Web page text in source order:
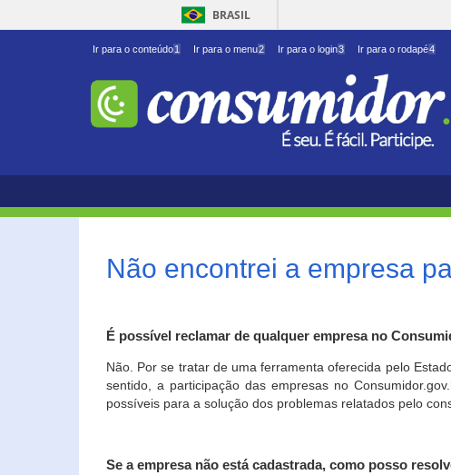
BRASIL
Ir para o conteúdo1 Ir para o menu2 Ir para o login3 Ir para o rodapé4
Não encontrei a empresa
É possível reclamar de qualquer empresa no
Não. Por se tratar de uma ferramenta oferecida pelo
sentido, a participação das empresas no
possíveis para a solução dos problemas relatados pelo
Se a empresa não está cadastrada, como posso